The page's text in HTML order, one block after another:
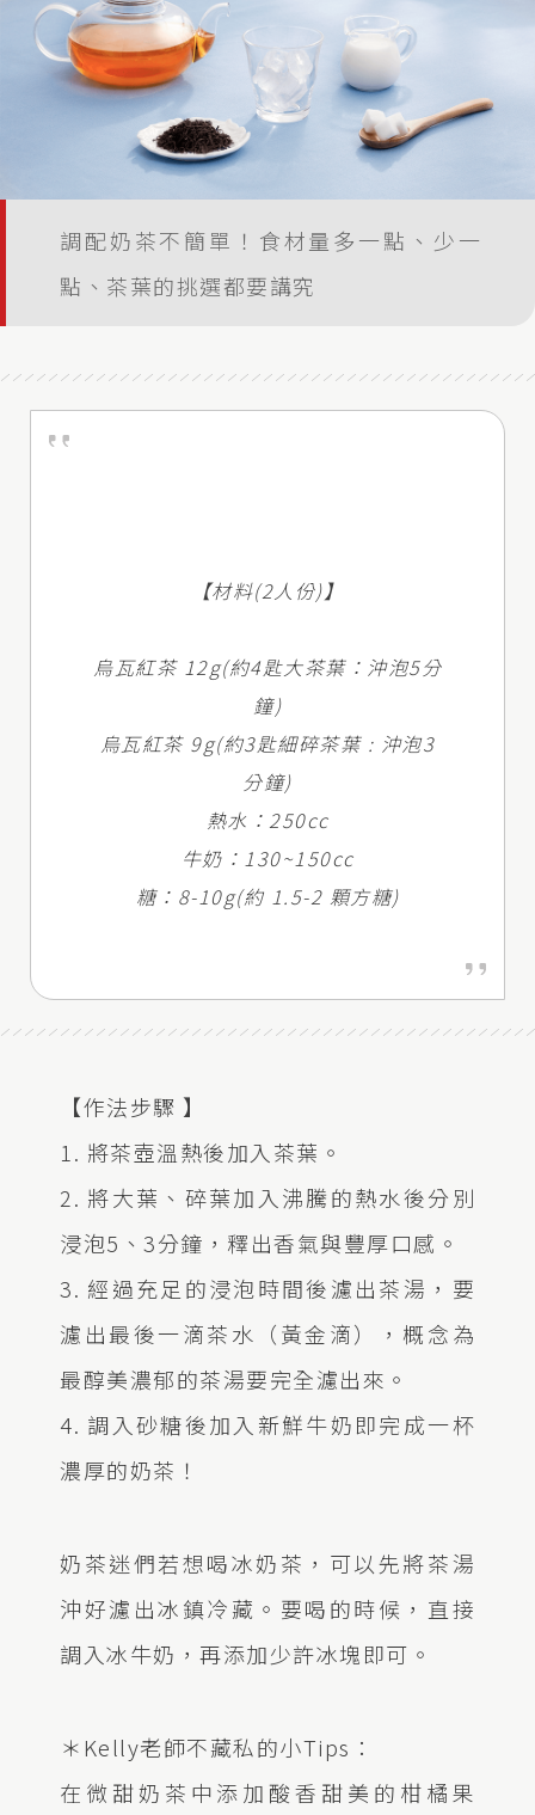
調配奶茶不簡單！食材量多一點、少一
點、茶葉的挑選都要講究
【材料(2人份)】
烏瓦紅茶 12g(約4匙大茶葉：沖泡5分
鐘)
烏瓦紅茶 9g(約3匙細碎茶葉 : 沖泡3
分鐘)
熱水：250cc
牛奶：130~150cc
糖：8-10g(約 1.5-2 顆方糖)
【作法步驟 】
1. 將茶壺溫熱後加入茶葉。
2. 將大葉、碎葉加入沸騰的熱水後分別
浸泡5、3分鐘，釋出香氣與豐厚口感。
3. 經過充足的浸泡時間後濾出茶湯，要
濾出最後一滴茶水（黃金滴），概念為
最醇美濃郁的茶湯要完全濾出來。
4. 調入砂糖後加入新鮮牛奶即完成一杯
濃厚的奶茶！
奶茶迷們若想喝冰奶茶，可以先將茶湯
沖好濾出冰鎮冷藏。要喝的時候，直接
調入冰牛奶，再添加少許冰塊即可。
＊Kelly老師不藏私的小Tips：
在微甜奶茶中添加酸香甜美的柑橘果